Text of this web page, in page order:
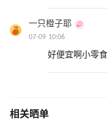
一只橙子耶
07-09 10:06
好便宜啊小零
相关晒单